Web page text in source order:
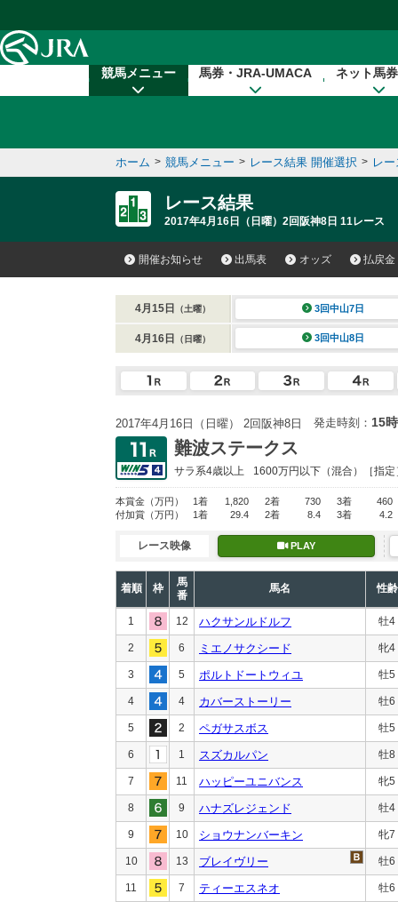
競馬メニュー 馬券・JRA-UMACA ネット馬
ホーム > 競馬メニュー > レース結果 開催選択 > レ
レース結果
2017年4月16日（日曜）2回阪神8日 11レース
開催お知らせ 出馬表 オッズ 払戻金
4月15日 （土曜） 3回中山7日
4月16日 （日曜） 3回中山8日
2017年4月16日（日曜） 2回阪神8日 発走時刻： 15
難波ステークス
サラ系4歳以上 1600万円以下 （混合）［指定
本賞金 （万円） 1着 1,820 2着 730 3着
460
付加賞 （万円） 1着 29.4 2着 8.4 3着 4.2
レース映像 PLAY
着順 枠
馬
番
馬名 性齢
1 12 ハクサンルドルフ 牡4
2 6 ミエノサクシード 牝4
3 5 ポルトドートウィユ 牡5
4 4 カバーストーリー 牡6
5 2 ペガサスボス 牡5
6 1 スズカルパン 牡8
7 11 ハッピーユニバンス 牝5
8 9 ハナズレジェンド 牡4
9 10 ショウナンバーキン 牝7
10 13 ブレイヴリー 牡6
11 7 ティーエスネオ 牡6